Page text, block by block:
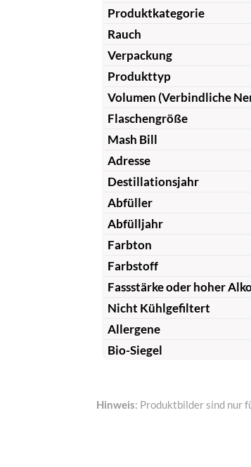
Produktkategorie
Rauch
Verpackung
Produkttyp
Volumen (Verbindliche
Flaschengröße
Mash Bill
Adresse
Destillationsjahr
Abfüller
Abfülljahr
Farbton
Farbstoff
Fassstärke oder hoher
Nicht Kühlgefiltert
Allergene
Bio-Siegel
Hinweis: Produktbilder sind nur